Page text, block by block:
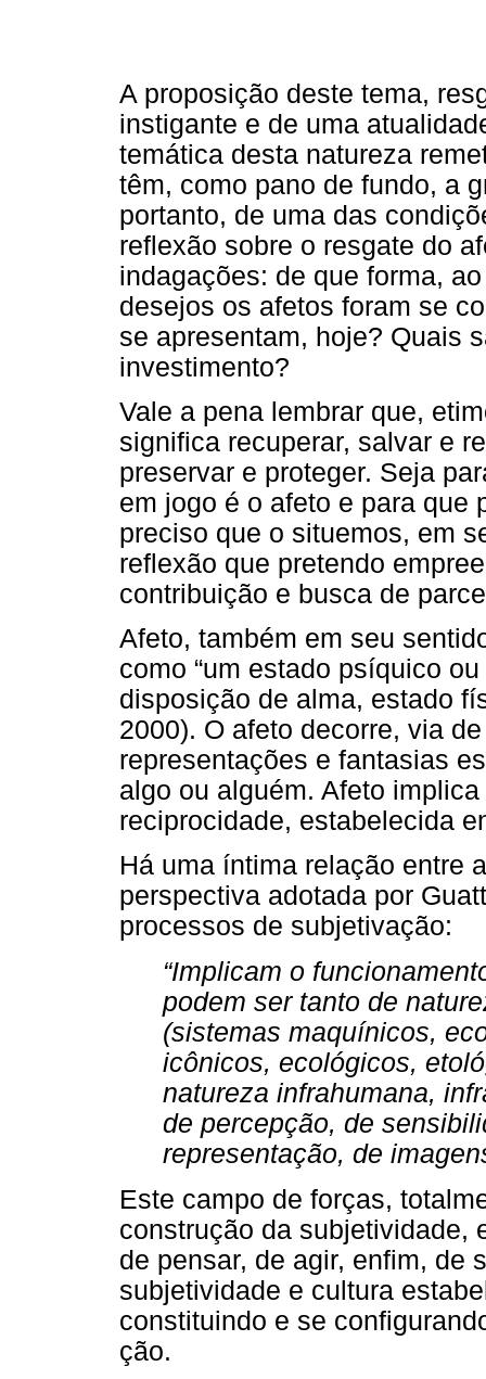
A proposição deste tema,
instigante e de uma
temática desta natureza
têm, como pano de fundo, a
portanto, de uma das
reflexão sobre o resgate do
indagações: de que forma,
desejos os afetos foram se
se apresentam, hoje? Quais
investimento?
Vale a pena lembrar que,
significa recuperar, salvar e
preservar e proteger. Seja
em jogo é o afeto e para que
preciso que o situemos, em
reflexão que pretendo
contribuição e busca de
Afeto, também em seu
como “um estado psíquico
disposição de alma, estado
2000). O afeto decorre, via
representações e fantasias
algo ou alguém. Afeto
reciprocidade, estabelecida
Há uma íntima relação entre
perspectiva adotada por
processos de subjetivação:
“Implicam o
podem ser tanto de
(sistemas maquínicos,
icônicos, ecológicos,
natureza infrahumana,
de percepção, de
representação, de
Este campo de forças,
construção da subjetividade,
de pensar, de agir, enfim, de
subjetividade e cultura
constituindo e se
ção.